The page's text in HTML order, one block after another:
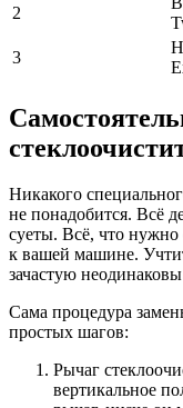
2
3
Никакого
не понадобится. Всё
суеты. Всё, что
к вашей машине.
зачастую
Сама процедура
простых шагов:
Рычаг
вертикальное